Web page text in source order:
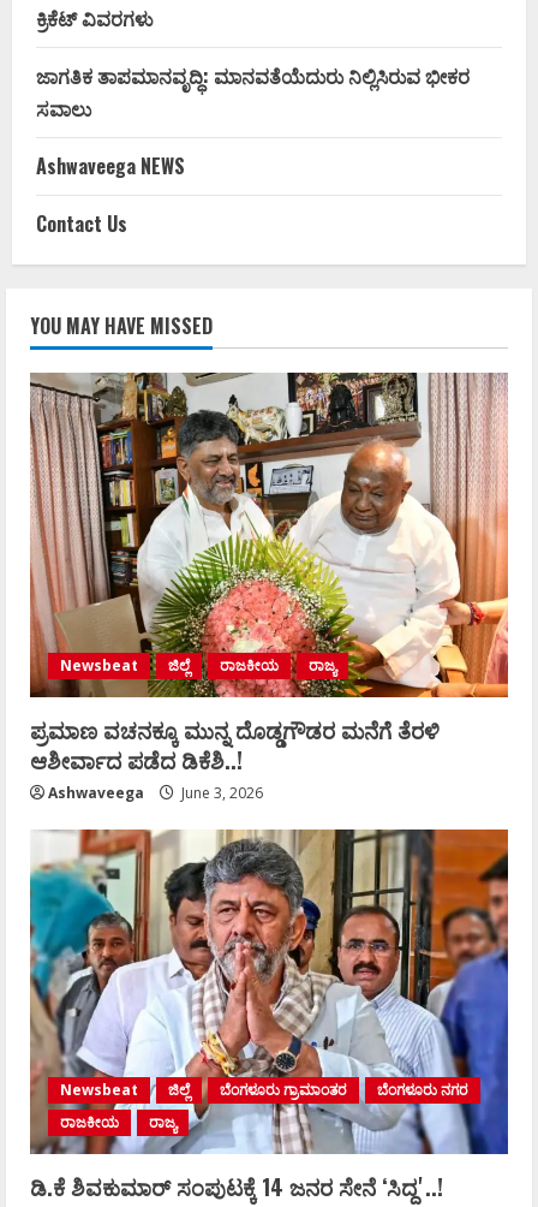
ಕ್ರಿಕೆಟ್ ವಿವರಗಳು
ಜಾಗತಿಕ ತಾಪಮಾನವೃದ್ಧಿ: ಮಾನವತೆಯೆದುರು ನಿಲ್ಲಿಸಿರುವ ಭೀಕರ
ಸವಾಲು
Ashwaveega NEWS
Contact Us
YOU MAY HAVE MISSED
Newsbeat ಜಿಲ್ಲೆ ರಾಜಕೀಯ ರಾಜ್ಯ
ಪ್ರಮಾಣ ವಚನಕ್ಕೂ ಮುನ್ನ ದೊಡ್ಡಗೌಡರ ಮನೆಗೆ ತೆರಳಿ
ಆಶೀರ್ವಾದ ಪಡೆದ ಡಿಕೆಶಿ..!
Ashwaveega June 3, 2026
Newsbeat ಜಿಲ್ಲೆ ಬೆಂಗಳೂರು ಗ್ರಾಮಾಂತರ
ಬೆಂಗಳೂರು ನಗರ
ರಾಜಕೀಯ
ರಾಜ್ಯ
ಡಿ.ಕೆ ಶಿವಕುಮಾರ್‌ ಸಂಪುಟಕ್ಕೆ 14 ಜನರ ಸೇನೆ ʻಸಿದ್ದʼ..!